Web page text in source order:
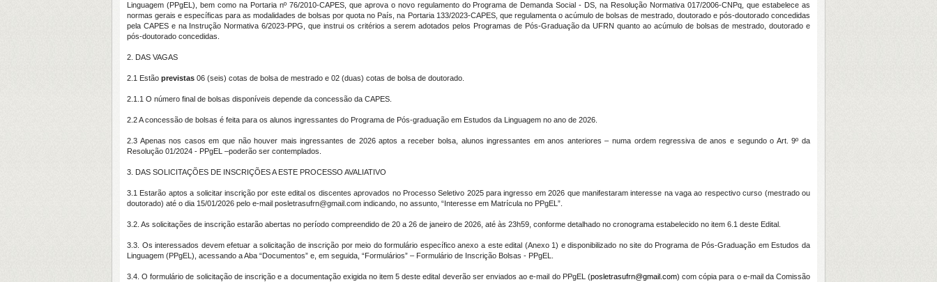
Linguagem (PPgEL), bem como na Portaria nº 76/2010-CAPES, que aprova o novo regulamento do Programa de Demanda Social - DS, na Resolução Normativa 017/2006-CNPq, que estabelece as
normas gerais e específicas para as modalidades de bolsas por quota no País, na Portaria 133/2023-CAPES, que regulamenta o acúmulo de bolsas de mestrado, doutorado e pós-doutorado concedidas
pela CAPES e na Instrução Normativa 6/2023-PPG, que instrui os critérios a serem adotados pelos Programas de Pós-Graduação da UFRN quanto ao acúmulo de bolsas de mestrado, doutorado e
pós-doutorado concedidas.
2. DAS VAGAS
2.1 Estão previstas 06 (seis) cotas de bolsa de mestrado e 02 (duas) cotas de bolsa de doutorado.
2.1.1 O número final de bolsas disponíveis depende da concessão da CAPES.
2.2 A concessão de bolsas é feita para os alunos ingressantes do Programa de Pós-graduação em Estudos da Linguagem no ano de 2026.
2.3 Apenas nos casos em que não houver mais ingressantes de 2026 aptos a receber bolsa, alunos ingressantes em anos anteriores – numa ordem regressiva de anos e segundo o Art. 9º da
Resolução 01/2024 - PPgEL –poderão ser contemplados.
3. DAS SOLICITAÇÕES DE INSCRIÇÕES A ESTE PROCESSO AVALIATIVO
3.1 Estarão aptos a solicitar inscrição por este edital os discentes aprovados no Processo Seletivo 2025 para ingresso em 2026 que manifestaram interesse na vaga ao respectivo curso (mestrado ou
doutorado) até o dia 15/01/2026 pelo e-mail posletrasufrn@gmail.com indicando, no assunto, “Interesse em Matrícula no PPgEL”.
3.2. As solicitações de inscrição estarão abertas no período compreendido de 20 a 26 de janeiro de 2026, até às 23h59, conforme detalhado no cronograma estabelecido no item 6.1 deste Edital.
3.3. Os interessados devem efetuar a solicitação de inscrição por meio do formulário específico anexo a este edital (Anexo 1) e disponibilizado no site do Programa de Pós-Graduação em Estudos da
Linguagem (PPgEL), acessando a Aba “Documentos” e, em seguida, “Formulários” – Formulário de Inscrição Bolsas - PPgEL.
3.4. O formulário de solicitação de inscrição e a documentação exigida no item 5 deste edital deverão ser enviados ao e-mail do PPgEL (posletrasufrn@gmail.com) com cópia para o e-mail da Comissão